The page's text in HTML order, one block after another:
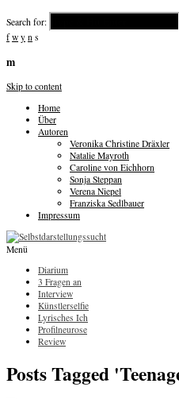
Search for:
f w y n s
m
Skip to content
Home
Über
Autoren
Veronika Christine Dräxler
Natalie Mayroth
Caroline von Eichhorn
Sonja Steppan
Verena Niepel
Franziska Sedlbauer
Impressum
Menü
Diarium
3 Fragen an
Interview
Künstlerselfie
Lyrisches Ich
Profilneurose
Review
Posts Tagged